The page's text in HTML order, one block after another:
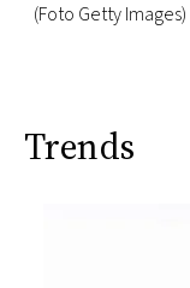
(Foto Getty Images)
Trends